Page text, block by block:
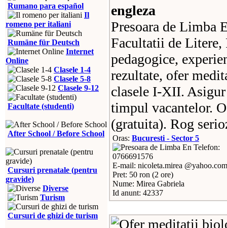
Rumano para español
Il
romeno per italiani
Rumäne für Deutsch
Internet
Online
Clasele 1-4
Clasele 5-8
Clasele 9-12
Facultate (studenti)
After School / Before School
Cursuri prenatale (pentru
gravide)
Diverse
Turism
Cursuri de ghizi de turism
engleza
Presoara de Limba
Facultatii de Litere,
pedagogice,
rezultate, ofer
clasele I-XII. Asigur
timpul vacantelor.
(gratuita). Rog
Oras: Bucuresti - Sector 5
Telefon:
0766691576
E-mail: nicoleta.mirea @yahoo.com
Pret: 50 ron (2 ore)
Nume: Mirea Gabriela
Id anunt: 42337